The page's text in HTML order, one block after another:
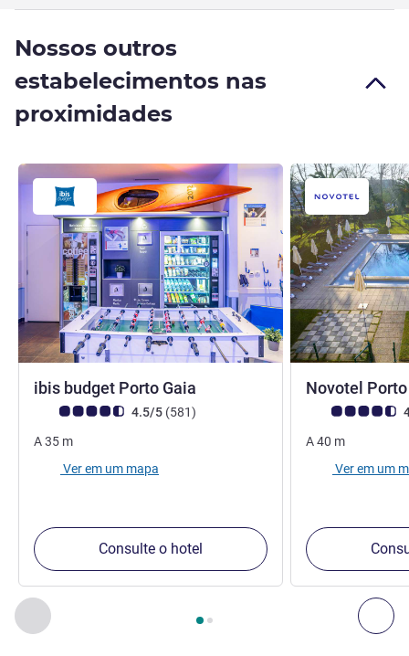
Nossos outros
estabelecimentos nas
proximidades
Anterior - Nossos outros estabelecimentos nas
Página , Nossos outros estabelecimentos nas
ibis budget Porto Gaia
Classificação clientes Avis (Classificação ALL)
4.5/5 (581comentários
)
A35 m
Ver em um mapa
Consulte o hotel
Novotel
Classificação
A40 m
Ver em um